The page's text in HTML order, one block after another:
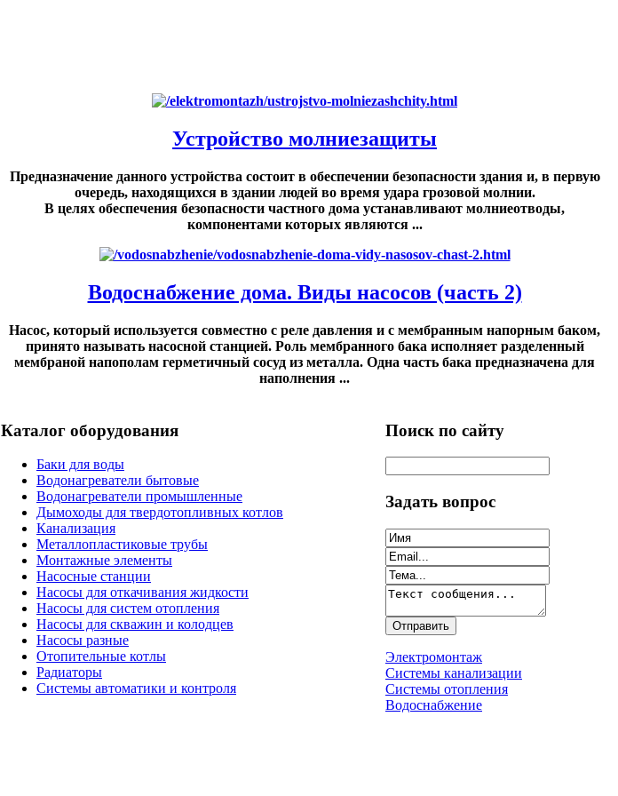
Устройство молниезащиты
Предназначение данного устройства состоит в обеспечении безопасности здания и, в первую
очередь, находящихся в здании людей во время удара грозовой молнии.
В целях обеспечения безопасности частного дома устанавливают молниеотводы,
компонентами которых являются ...
Водоснабжение дома. Виды насосов (часть 2)
Насос, который используется совместно с реле давления и с мембранным напорным баком,
принято называть насосной станцией. Роль мембранного бака исполняет разделенный
мембраной напополам герметичный сосуд из металла. Одна часть бака предназначена для
наполнения ...
Каталог оборудования
Баки для воды
Водонагреватели бытовые
Водонагреватели промышленные
Дымоходы для твердотопливных котлов
Канализация
Металлопластиковые трубы
Монтажные элементы
Насосные станции
Насосы для откачивания жидкости
Насосы для систем отопления
Насосы для скважин и колодцев
Насосы разные
Отопительные котлы
Радиаторы
Системы автоматики и контроля
Поиск по сайту
Задать вопрос
Электромонтаж
Системы канализации
Системы отопления
Водоснабжение